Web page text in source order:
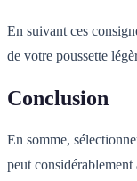
En suivant ces
de votre poussette
Conclusion
En somme,
peut